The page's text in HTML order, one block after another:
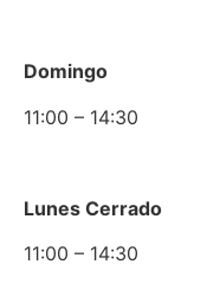
Domingo
11:00 – 14:30
Lunes Cerrado
11:00 – 14:30